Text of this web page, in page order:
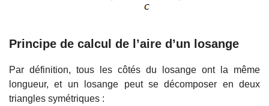
Principe de calcul de l’aire d’un losange
Par définition, tous les côtés du losange ont la même
longueur, et un losange peut se décomposer en deux
triangles symétriques :